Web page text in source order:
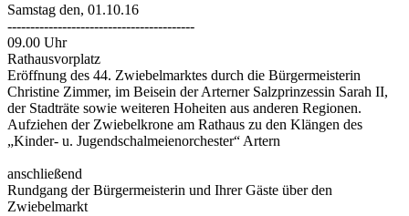
Samstag den, 01.10.16
-----------------------------------------
09.00 Uhr
Rathausvorplatz
Eröffnung des 44. Zwiebelmarktes durch die Bürgermeisterin
Christine Zimmer, im Beisein der Arterner Salzprinzessin Sarah II,
der Stadträte sowie weiteren Hoheiten aus anderen Regionen.
Aufziehen der Zwiebelkrone am Rathaus zu den Klängen des
„Kinder- u. Jugendschalmeienorchester“ Artern
anschließend
Rundgang der Bürgermeisterin und Ihrer Gäste über den
Zwiebelmarkt